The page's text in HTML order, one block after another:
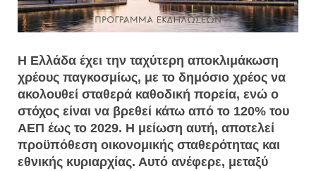
Η Ελλάδα έχει την ταχύτερη αποκλιμάκωση
χρέους παγκοσμίως, με το δημόσιο χρέος να
ακολουθεί σταθερά καθοδική πορεία, ενώ ο
στόχος είναι να βρεθεί κάτω από το 120% του
ΑΕΠ έως το 2029. Η μείωση αυτή, αποτελεί
προϋπόθεση οικονομικής σταθερότητας και
εθνικής κυριαρχίας. Αυτό ανέφερε, μεταξύ